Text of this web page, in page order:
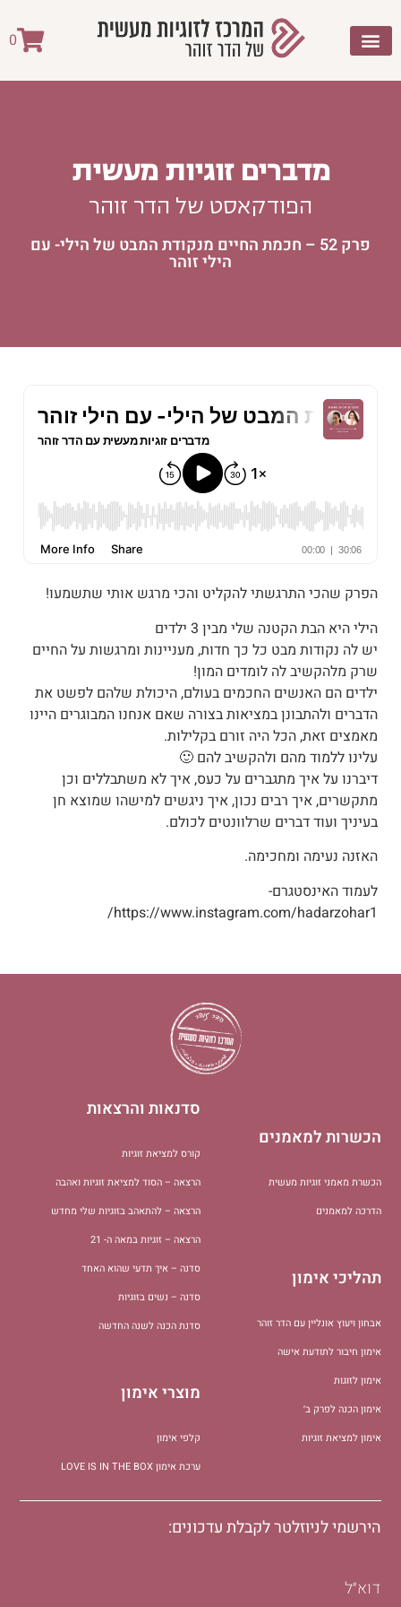
0
מדברים זוגיות מעשית
הפודקאסט של הדר זוהר
פרק 52 – חכמת החיים מנקודת המבט של הילי- עם
הילי זוהר
הפרק שהכי התרגשתי להקליט והכי מרגש אותי שתשמעו!
הילי היא הבת הקטנה שלי מבין 3 ילדים
יש לה נקודות מבט כל כך חדות, מעניינות ומרגשות על החיים
שרק מלהקשיב לה לומדים המון!
ילדים הם האנשים החכמים בעולם, היכולת שלהם לפשט את
הדברים ולהתבונן במציאות בצורה שאם אנחנו המבוגרים היינו
מאמצים זאת, הכל היה זורם בקלילות.
עלינו ללמוד מהם ולהקשיב להם 🙂
דיברנו על איך מתגברים על כעס, איך לא משתבללים וכן
מתקשרים, איך רבים נכון, איך ניגשים למישהו שמוצא חן
בעיניך ועוד דברים שרלוונטים לכולם.
האזנה נעימה ומחכימה.
לעמוד האינסטגרם-
https://www.instagram.com/hadarzohar1/
הכשרות למאמנים
הכשרת מאמני זוגיות מעשית
הדרכה למאמנים
תהליכי אימון
אבחון ויעוץ אונליין עם הדר זוהר
אימון חיבור לתודעת אישה
אימון לזוגות
אימון הכנה לפרק ב׳
אימון למציאת זוגיות
סדנאות והרצאות
קורס למציאת זוגיות
הרצאה – הסוד למציאת זוגיות ואהבה
הרצאה – להתאהב בזוגיות שלי מחדש
הרצאה – זוגיות במאה ה- 21
סדנה – איך תדעי שהוא האחד
סדנה – נשים בזוגיות
סדנת הכנה לשנה החדשה
מוצרי אימון
קלפי אימון
ערכת אימון LOVE IS IN THE BOX
הירשמי לניוזלטר לקבלת עדכונים:
דוא״ל